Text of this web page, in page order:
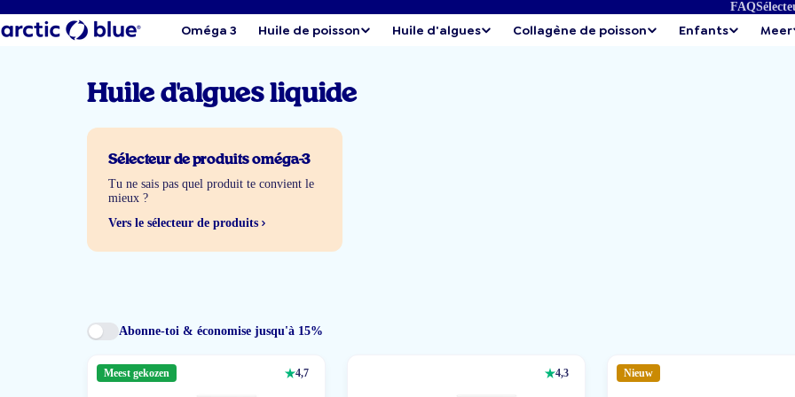
FAQ
Oméga 3 Huile de poisson Huile d'algues Collagène de poisson Enfants Meer
Huile d'algues liquide
Sélecteur de produits oméga-3
Tu ne sais pas quel produit te convient le
mieux ?
Vers le sélecteur de produits
Abonne-toi & économise jusqu'à 15%
Meest gekozen 4,7 4,3 Nieuw